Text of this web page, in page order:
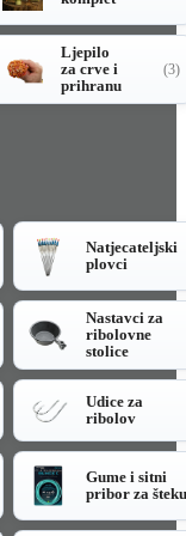
Ljepilo
za crve i
prihranu
(3)
Natjecateljski
plovci
Nastavci za
ribolovne
stolice
Udice za
ribolov
Gume i sitni
pribor za šteku